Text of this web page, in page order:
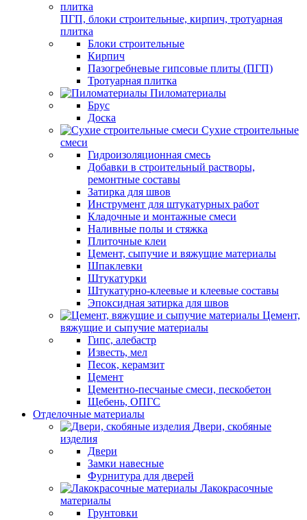
ПГП, блоки строительные, кирпич, тротуарная
плитка
Блоки строительные
Кирпич
Пазогребневые гипсовые плиты (ПГП)
Тротуарная плитка
Пиломатериалы
Брус
Доска
Сухие строительные
смеси
Гидроизоляционная смесь
Добавки в строительный растворы,
ремонтные составы
Затирка для швов
Инструмент для штукатурных работ
Кладочные и монтажные смеси
Наливные полы и стяжка
Плиточные клеи
Цемент, сыпучие и вяжущие материалы
Шпаклевки
Штукатурки
Штукатурно-клеевые и клеевые составы
Эпоксидная затирка для швов
Цемент,
вяжущие и сыпучие материалы
Гипс, алебастр
Известь, мел
Песок, керамзит
Цемент
Цементно-песчаные смеси, пескобетон
Щебень, ОПГС
Отделочные материалы
Двери, скобяные
изделия
Двери
Замки навесные
Фурнитура для дверей
Лакокрасочные
материалы
Грунтовки